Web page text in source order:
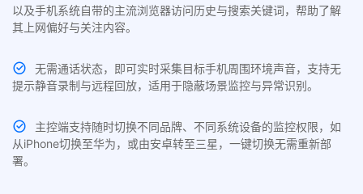
以及手机系统自带的主流浏览器访问历史与搜索关键词，帮助了解
其上网偏好与关注内容。
无需通话状态，即可实时采集目标手机周围环境声音，支持无
提示静音录制与远程回放，适用于隐蔽场景监控与异常识别。
主控端支持随时切换不同品牌、不同系统设备的监控权限，如
从iPhone切换至华为，或由安卓转至三星，一键切换无需重新部
署。